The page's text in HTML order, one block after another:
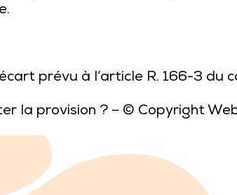
prévu à l’article R. 166-3 du
la provision ? – © Copyright